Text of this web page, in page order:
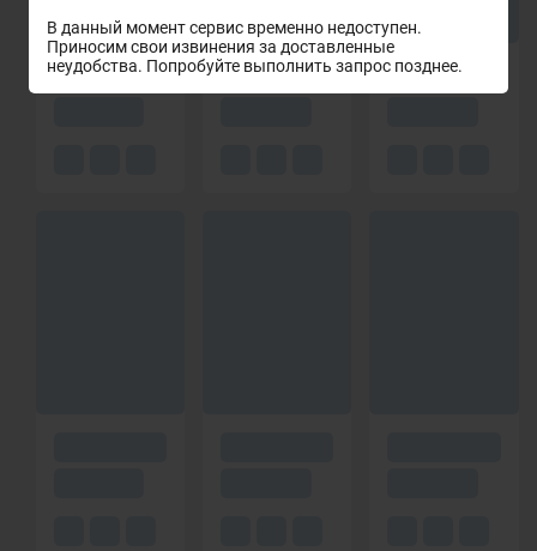
В данный момент сервис временно недоступен.
Приносим свои извинения за доставленные
неудобства. Попробуйте выполнить запрос позднее.